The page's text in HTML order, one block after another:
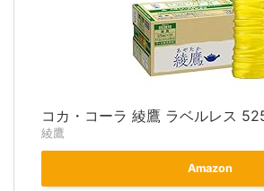
コカ・コーラ 綾鷹 ラベルレス
綾鷹
Amazon